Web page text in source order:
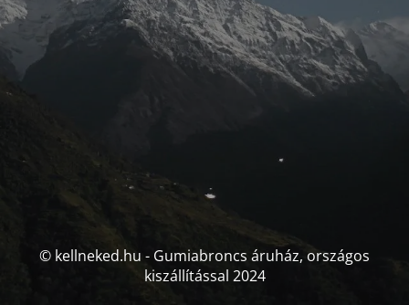
© kellneked.hu - Gumiabroncs áruház, országos
kiszállítással 2024